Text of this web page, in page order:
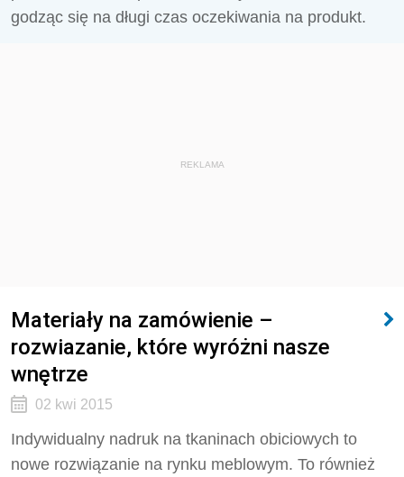
godząc się na długi czas oczekiwania na produkt.
REKLAMA
Materiały na zamówienie –
rozwiazanie, które wyróżni nasze
wnętrze
02 kwi 2015
Indywidualny nadruk na tkaninach obiciowych to
nowe rozwiązanie na rynku meblowym. To również